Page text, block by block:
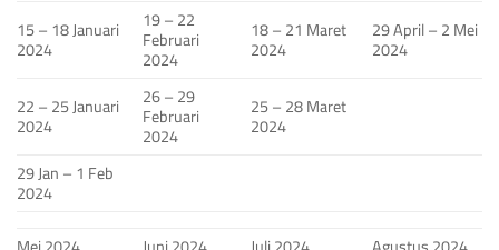
15 – 18 Januari
2024
19 – 22
Februari
2024
18 – 21 Maret
2024
29 April – 2 Mei
2024
22 – 25 Januari
2024
26 – 29
Februari
2024
25 – 28 Maret
2024
29 Jan – 1 Feb
2024